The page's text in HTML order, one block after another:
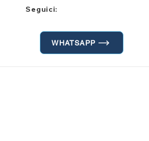
Seguici:
WHATSAPP